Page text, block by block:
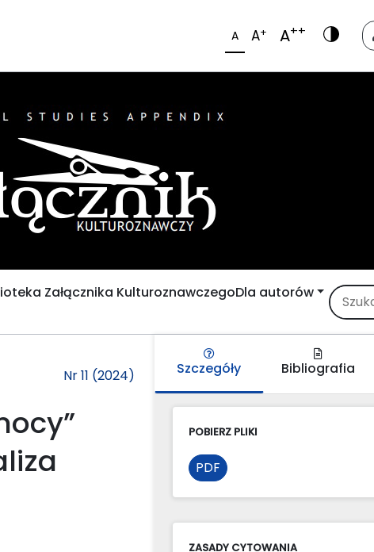
A A+ A++
Załącznika KulturoznawczegoDla autorów
Nr 11 (2024) Szczegóły Bibliografia
POBIERZ PLIKI
PDF
ZASADY CYTOWANIA